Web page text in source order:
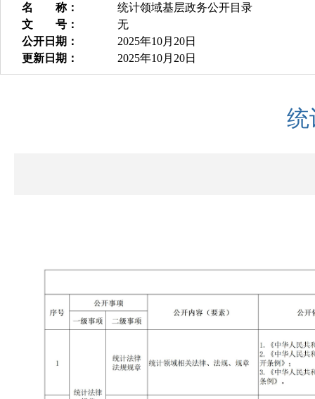
名 称：
统计领域基层政务公开目录
文 号：
无
公开日期：
2025年10月20日
更新日期：
2025年10月20日
统